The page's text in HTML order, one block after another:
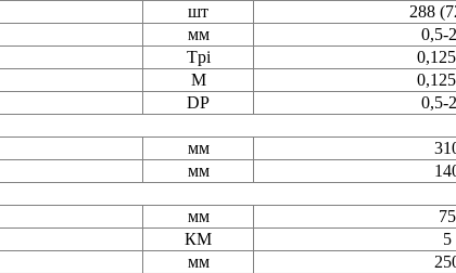
шт
288
мм
0,5-
Tpi
М
DP
0,5-
мм
мм
мм
75
КМ
5
мм